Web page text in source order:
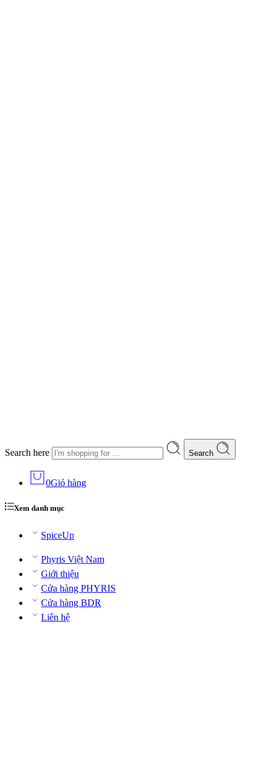
Search here Search
0Giỏ hàng
Xem danh mục
SpiceUp
Phyris Việt Nam
Giới thiệu
Cửa hàng PHYRIS
Cửa hàng BDR
Liên hệ